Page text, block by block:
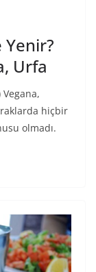
Yenir?
Urfa
hiçbir
olmadı.